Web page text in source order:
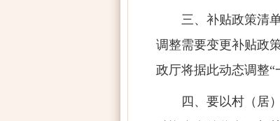
三、补贴政策清
调整需要变更补贴政
政厅将据此动态调整“
四、要以村（居